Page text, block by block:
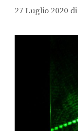
27 Luglio 2020 di